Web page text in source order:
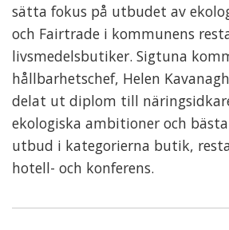
sätta fokus på utbudet av
och Fairtrade i kommunens
livsmedelsbutiker. Sigtuna
hållbarhetschef, Helen
delat ut diplom till
ekologiska ambitioner och
utbud i kategorierna butik,
hotell- och konferens.